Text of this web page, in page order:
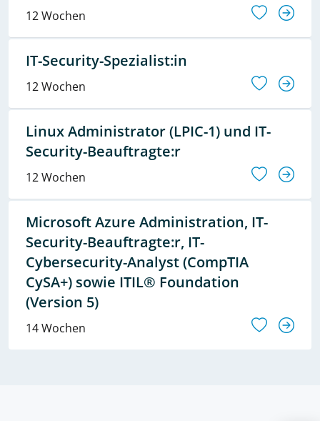
12 Wochen
IT-Security-Spezialist:in
12 Wochen
Linux Administrator (LPIC-1) und IT-
Security-Beauftragte:r
12 Wochen
Microsoft Azure Administration, IT-
Security-Beauftragte:r, IT-
Cybersecurity-Analyst (CompTIA
CySA+) sowie ITIL® Foundation
(Version 5)
14 Wochen